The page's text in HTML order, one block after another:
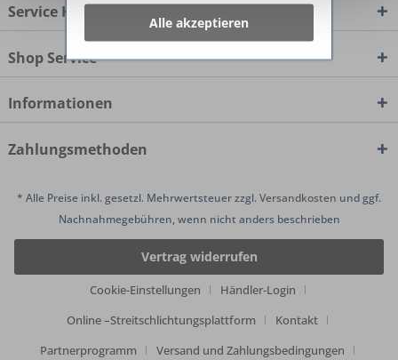
Service Hotline
Shop Service
Informationen
Zahlungsmethoden
* Alle Preise inkl. gesetzl. Mehrwertsteuer zzgl.Versandkosten und ggf.
Nachnahmegebühren, wenn nicht anders beschrieben
Vertrag widerrufen
Cookie-Einstellungen
Händler-Login
Online –Streitschlichtungsplattform
Kontakt
Partnerprogramm
Versand und Zahlungsbedingungen
Alle akzeptieren